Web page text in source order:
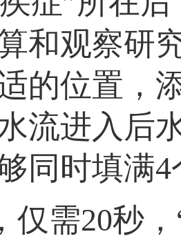
和观察研
的位置，
流进入后
同时填满
仅需20秒